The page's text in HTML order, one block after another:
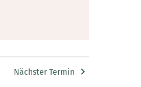
Nächster Termin